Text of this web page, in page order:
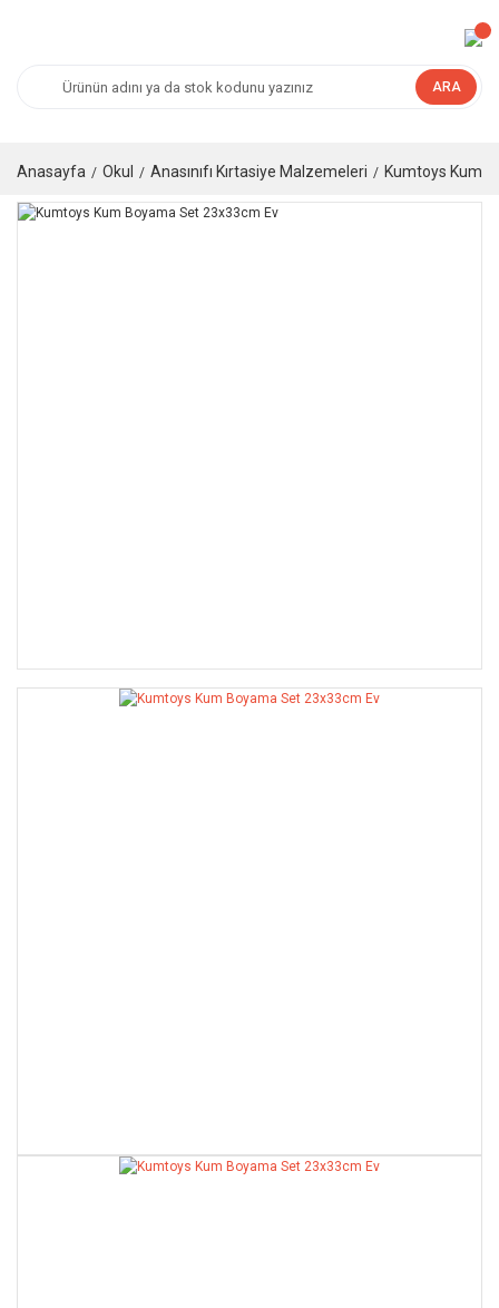
ARA
Anasayfa Okul Anasınıfı Kırtasiye Malzemeleri Kumtoys Kum